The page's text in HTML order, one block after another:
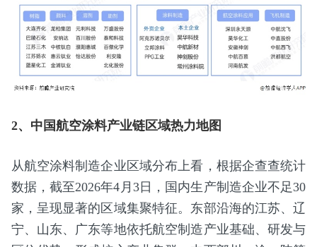
2、中国航空涂料产业链区域热力地图
从航空涂料制造企业区域分布上看，根据企查查统计
数据，截至2026年4月3日，国内生产制造企业不足30
家，呈现显著的区域集聚特征。东部沿海的江苏、辽
宁、山东、广东等地依托航空制造产业基础、研发与